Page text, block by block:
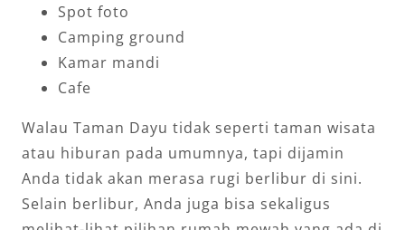
Spot foto
Camping ground
Kamar mandi
Cafe
Walau Taman Dayu tidak seperti taman wisata
atau hiburan pada umumnya, tapi dijamin
Anda tidak akan merasa rugi berlibur di sini.
Selain berlibur, Anda juga bisa sekaligus